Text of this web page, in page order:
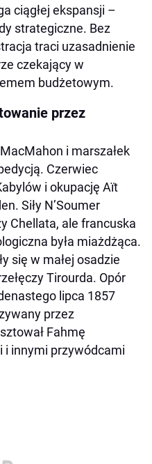
ciągłej ekspansji –
strategiczne. Bez
traci uzasadnienie
czekający w
budżetowym.
przez
i marszałek
Czerwiec
i okupację Aït
Siły N’Soumer
Chellata, ale francuska
była miażdżąca.
się w małej osadzie
Tirourda. Opór
lipca 1857
przez
Fahmę
i innymi przywódcami